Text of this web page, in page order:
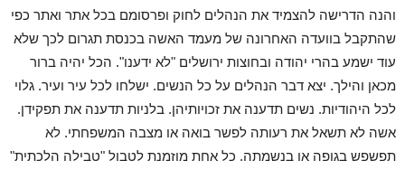
והנה הדרישה להצמיד את הנהלים לחוק ופרסומם בכל אתר ואתר כפי
שהתקבל בוועדה האחרונה של מעמד האשה בכנסת תגרום לכך שלא
עוד ישמע בהרי יהודה ובחוצות ירושלים "לא ידענו". הכל יהיה ברור
מכאן והילך. יצא דבר הנהלים על כל הנשים. ישלחו לכל עיר ועיר. גלוי
לכל היהודיות. נשים תדענה את זכויותיהן. בלניות תדענה את תפקידן.
אשה לא תשאל את רעותה לפשר בואה או מצבה המשפחתי. לא
תפשפש בגופה או בנשמתה. כל אחת מוזמנת לטבול "טבילה הלכתית"